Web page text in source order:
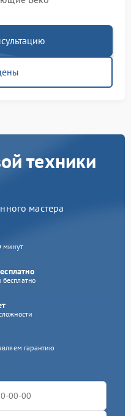
техники
мастера
минут
гарантию